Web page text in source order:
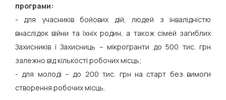
програми:
- для учасників бойових дій, людей з інвалідністю
внаслідок війни та їхніх родин, а також сімей загиблих
Захисників і Захисниць – мікрогранти до 500 тис. грн
залежно від кількості робочих місць;
- для молоді – до 200 тис. грн на старт без вимоги
створення робочих місць.